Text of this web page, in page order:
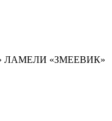
ЛАМЕЛИ «ЗМЕЕВИК»